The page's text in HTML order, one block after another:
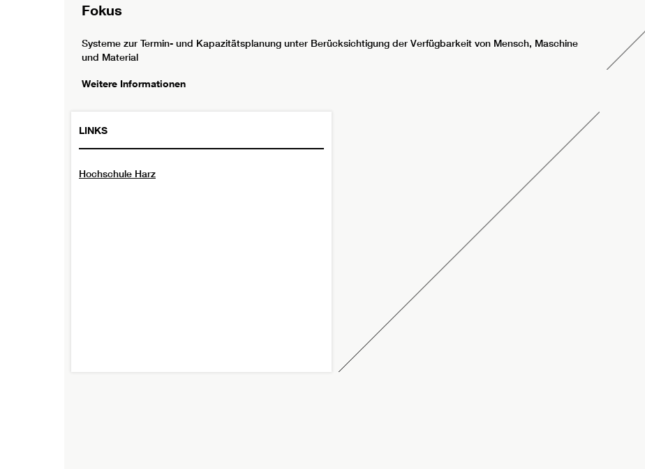
Fokus
Systeme zur Termin- und Kapazitätsplanung unter Berücksichtigung der Verfügbarkeit von Mensch, Maschine
und Material
Weitere Informationen
LINKS
Hochschule Harz